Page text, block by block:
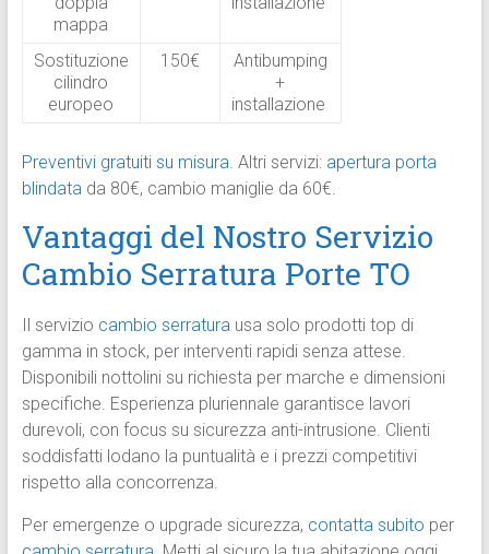
mappa
Sostituzione
cilindro
europeo
150€
Antibumping
+
installazione
Preventivi gratuiti su misura. Altri servizi: apertura porta
blindatada 80€, cambio maniglie da 60€.
Vantaggi del Nostro Servizio
Cambio Serratura Porte TO
Il servizio cambio serraturausa solo prodotti top di
gamma in stock, per interventi rapidi senza attese.
Disponibili nottolini su richiesta per marche e dimensioni
specifiche. Esperienza pluriennale garantisce lavori
durevoli, con focus su sicurezza anti-intrusione. Clienti
soddisfatti lodano la puntualità e i prezzi competitivi
rispetto alla concorrenza.
Per emergenze o upgrade sicurezza, contatta subito per